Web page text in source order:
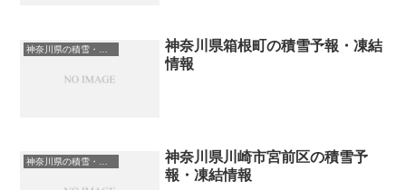
神奈川県箱根町の積雪予報・凍結
情報
神奈川県川崎市宮前区の積雪予
報・凍結情報